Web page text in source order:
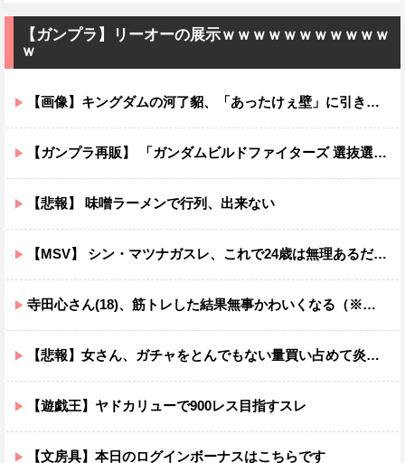
【ガンプラ】リーオーの展示ｗｗｗｗｗｗｗｗｗｗｗ
ｗ
【画像】キングダムの河了貂、「あったけぇ壁」に引き続き更に味方をぶっ殺す作戦を実行する
【ガンプラ再販】 「ガンダムビルドファイターズ 選抜選挙」【本日投票開始】
【悲報】 味噌ラーメンで行列、出来ない
【MSV】 シン・マツナガスレ、これで24歳は無理あるだろ…
寺田心さん(18)、筋トレした結果無事かわいくなる（※画像あり）
【悲報】女さん、ガチャをとんでもない量買い占めて炎上するｗｗｗｗ
【遊戯王】ヤドカリューで900レス目指すスレ
【文房具】本日のログインボーナスはこちらです